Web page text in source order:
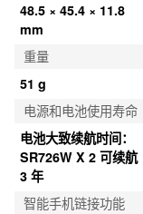
48.5 × 45.4 × 11.8
mm
重量
51 g
电源和电池使用寿命
电池大致续航时间：
SR726W X 2 可续航
3 年
智能手机链接功能